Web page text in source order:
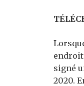
endroit
signé
2020.